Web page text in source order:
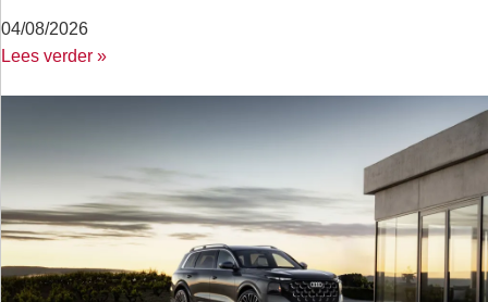
04/08/2026
Lees verder »